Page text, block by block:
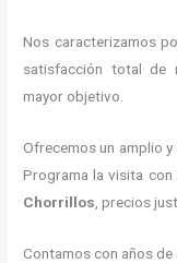
Nos caracterizamos
satisfacción total de
mayor objetivo.
Ofrecemos un amplio
Programa la visita
Chorrillos , precios
Contamos con años